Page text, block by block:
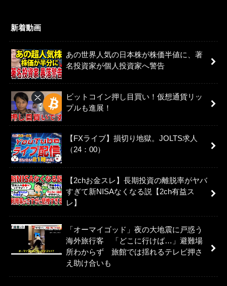
新着動画
あの世界人気の日本株が株価半値に、著
名投資家が個人投資家へ警告
ビットコイン押し目買い！仮想通貨リッ
プルも進展！
【FXライブ】損切り地獄。JOLTS求人
（24：00）
【2chお金スレ】長期投資の離脱率がヤバ
すぎて新NISAなくなる説【2ch有益ス
レ】
「オーマイゴッド」夜の大地震に戸惑う
海外旅行客 「どこに行けば…」避難場
所わからず 旅館では揺れるテレビ押さ
え助け合いも